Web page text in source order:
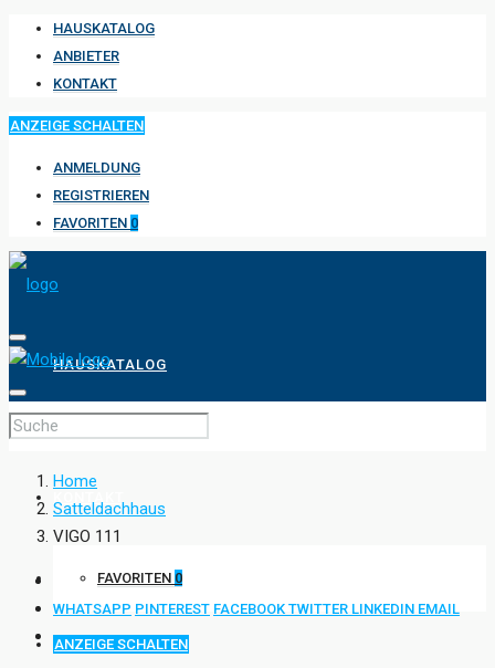
HAUSKATALOG
ANBIETER
KONTAKT
ANZEIGE SCHALTEN
ANMELDUNG
REGISTRIEREN
FAVORITEN 0
HAUSKATALOG
ANBIETER
FAVORITEN 0
ANZEIGE SCHALTEN
Home
Satteldachhaus
VIGO 111
WHATSAPP PINTEREST FACEBOOK TWITTER LINKEDIN EMAIL